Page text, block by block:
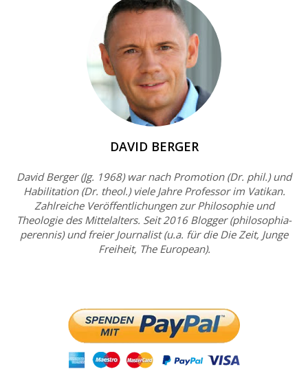
DAVID BERGER
David Berger (Jg. 1968) war nach Promotion (Dr. phil.) und
Habilitation (Dr. theol.) viele Jahre Professor im Vatikan.
Zahlreiche Veröffentlichungen zur Philosophie und
Theologie des Mittelalters. Seit 2016 Blogger (philosophia-
perennis) und freier Journalist (u.a. für die Die Zeit, Junge
Freiheit, The European).